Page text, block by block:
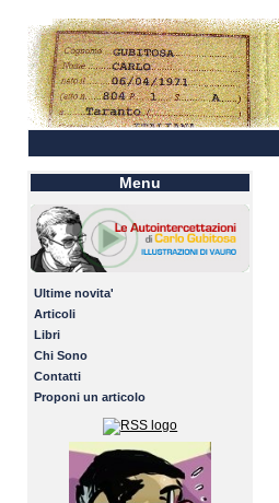
Menu
Ultime novita'
Articoli
Libri
Chi Sono
Contatti
Proponi un articolo